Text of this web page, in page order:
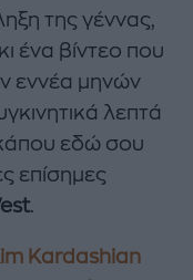
της γέννας,
ένα βίντεο που
εννέα μηνών
λεπτά
εδώ σου
επίσημες
.
Kardashian